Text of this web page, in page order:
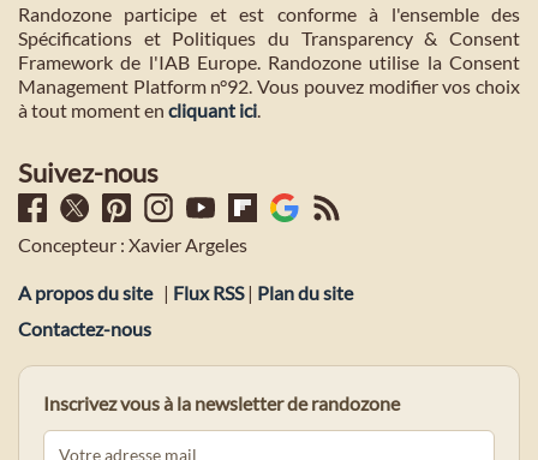
Randozone participe et est conforme à l'ensemble des
Spécifications et Politiques du Transparency & Consent
Framework de l'IAB Europe. Randozone utilise la Consent
Management Platform n°92. Vous pouvez modifier vos choix
à tout moment en cliquant ici.
Suivez-nous
Concepteur : Xavier Argeles
A propos du site | Flux RSS| Plan du site
Contactez-nous
Inscrivez vous à la newsletter de randozone